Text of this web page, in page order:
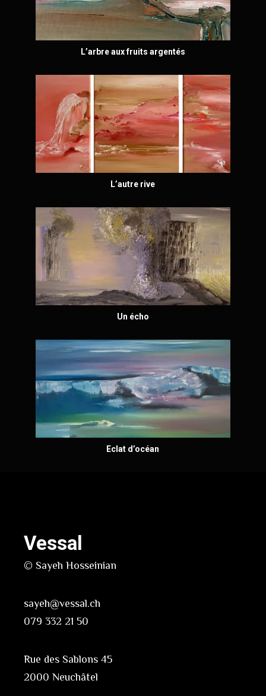
L’arbre aux fruits argentés
L’autre rive
Un écho
Eclat d’océan
Vessal
© Sayeh Hosseinian
sayeh@vessal.ch
079 332 21 50
Rue des Sablons 45
2000 Neuchâtel